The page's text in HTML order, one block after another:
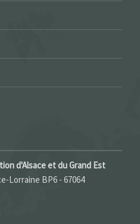
d'Alsace et du Grand Est
Lorraine BP6 - 67064